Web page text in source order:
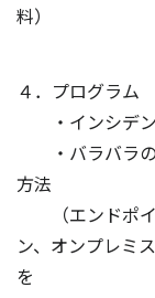
料）
４．プログラム
・インシデン
・バラバラの
方法
（エンドポイ
ン、オンプレミ
を